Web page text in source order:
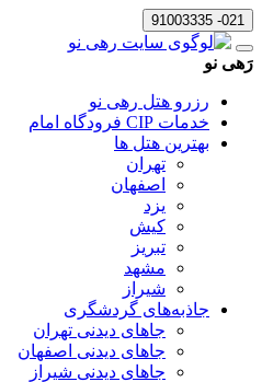
021- 91003335
رَهی نو
رزرو هتل رهی نو
خدمات CIP فرودگاه امام
بهترین هتل ها
تهران
اصفهان
یزد
کیش
تبریز
مشهد
شیراز
جاذبه‌های گردشگری
جاهای دیدنی تهران
جاهای دیدنی اصفهان
جاهای دیدنی شیراز